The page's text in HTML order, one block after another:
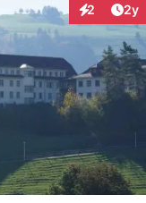
2 2y